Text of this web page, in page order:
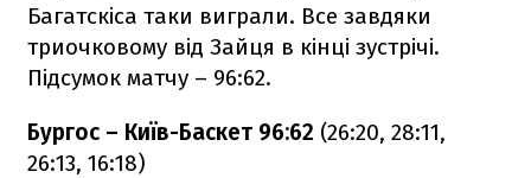
Багатскіса таки виграли. Все завдяки
триочковому від Зайця в кінці зустрічі.
Підсумок матчу – 96:62.
Бургос – Київ-Баскет 96:62 (26:20, 28:11,
26:13, 16:18)